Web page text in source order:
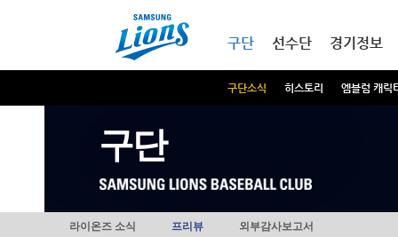
구단
구단소식 히스토리 엠블럼 캐릭
선수단 경기정보
구단
라이온즈 소식 프리뷰 외부감사보고서